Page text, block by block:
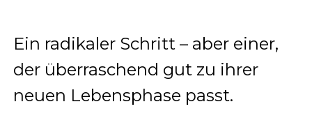
Ein radikaler Schritt – aber einer,
der überraschend gut zu ihrer
neuen Lebensphase passt.